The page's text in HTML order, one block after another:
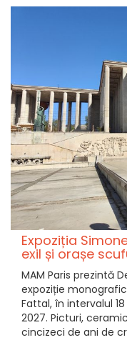
Expoziția
exil și orașe
MAM Paris prezintă
expoziție
Fattal, în intervalul
2027. Picturi,
cincizeci de ani de